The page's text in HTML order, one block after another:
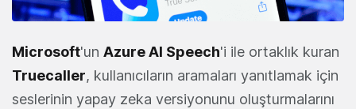
Microsoft'un Azure AI Speech'i ile ortaklık kuran
Truecaller, kullanıcıların aramaları yanıtlamak için
seslerinin yapay zeka versiyonunu oluşturmalarını